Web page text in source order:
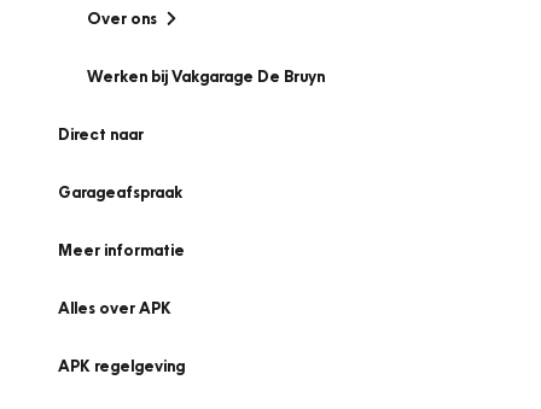
Over ons
Werken bij Vakgarage De Bruyn
Direct naar
Garageafspraak
Meer informatie
Alles over APK
APK regelgeving